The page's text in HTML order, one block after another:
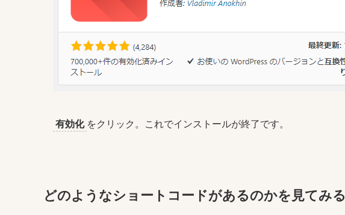
有効化 をクリック。これでインストールが終了です。
どのようなショートコードがあるのかを見てみる